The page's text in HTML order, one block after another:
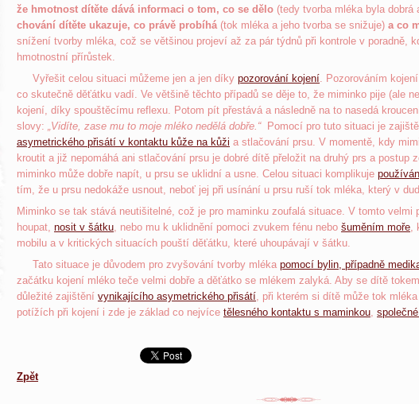
že hmotnost dítěte dává informaci o tom, co se dělo (tedy tvorba mléka byla dobrá
chování dítěte ukazuje, co právě probíhá(tok mléka a jeho tvorba se snižuje) a co
snížení tvorby mléka, což se většinou projeví až za pár týdnů při kontrole v poradně,
hmotnostní přírůstek.
Vyřešit celou situaci můžeme jen a jen díky pozorování kojení. Pozorováním
co skutečně děťátku vadí. Ve většině těchto případů se děje to, že miminko pije (ale
kojení, díky spouštěcímu reflexu. Potom pít přestává a následně na to nasedá
slovy: „Vidíte, zase mu to moje mléko nedělá dobře.“Pomocí pro tuto situaci je
asymetrického přisátí v kontaktu kůže na kůži a stlačování prsu. V momentě, kdy
kroutit a již nepomáhá ani stlačování prsu je dobré dítě přeložit na druhý prs a postup
miminko může dobře napít, u prsu se uklidní a usne. Celou situaci komplikuje
tím, že u prsu nedokáže usnout, neboť jej při usínání u prsu ruší tok mléka, který v
Miminko se tak stává neutišitelné, což je pro maminku zoufalá situace. V tomto velmi
houpat, nosit v šátku, nebo mu k uklidnění pomoci zvukem fénu nebo šuměním moře,
mobilu a v kritických situacích pouští děťátku, které uhoupávají v šátku.
Tato situace je důvodem pro zvyšování tvorby mléka pomocí bylin, případně
začátku kojení mléko teče velmi dobře a děťátko se mlékem zalyká. Aby se dítě
důležité zajištění vynikajícího asymetrického přisátí, při kterém si dítě může tok
potížích při kojení i zde je základ co nejvíce tělesného kontaktu s maminkou,
Zpět